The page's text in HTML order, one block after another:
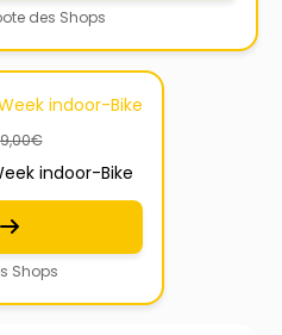
des Shops
€
indoor-Bike
Shops